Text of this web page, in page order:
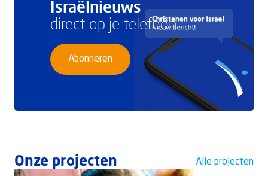
Israëlnieuws
direct op je telefoon
Abonneren
Onze projecten Alle projecten